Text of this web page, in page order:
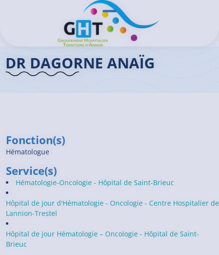
Ouvrir/Fermer le menu
>Dr DAGORNE Anaïg
DR DAGORNE ANAÏG
Fonction(s)
Hématologue
Service(s)
Hématologie-Oncologie - Hôpital de Saint-Brieuc
Hôpital de jour d'Hématologie - Oncologie - Centre Hospitalier de
Lannion-Trestel
Hôpital de jour Hématologie – Oncologie - Hôpital de Saint-
Brieuc
Panneau de gestion des cookies